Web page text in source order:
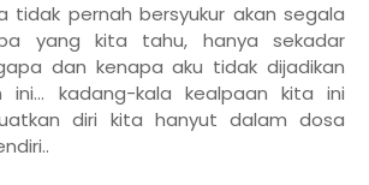
tidak pernah bersyukur akan segala
yang kita tahu, hanya sekadar
dan kenapa aku tidak dijadikan
kadang-kala kealpaan kita ini
diri kita hanyut dalam dosa